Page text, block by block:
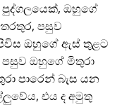
පුද්ගලයෙක්, ඔහුගේ
පසුව
ඔහුගේ ඇස් තුළට
ඔහුගේ මිතුරා
පාරෙන් බැස යන
එය ද අමුතු